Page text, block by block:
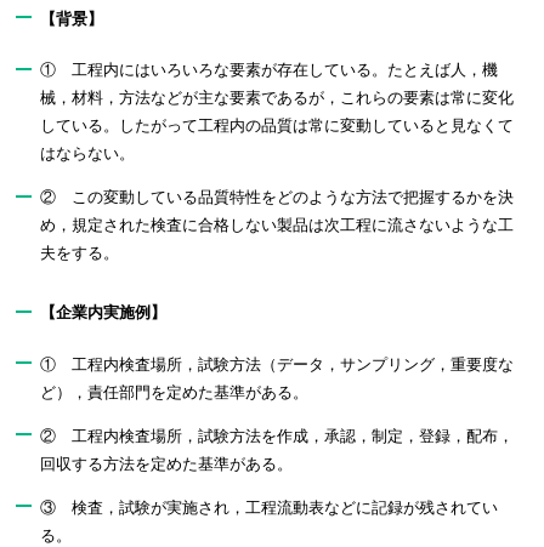
【背景】
① 工程内にはいろいろな要素が存在している。たとえば人，機
械，材料，方法などが主な要素であるが，これらの要素は常に変化
している。したがって工程内の品質は常に変動していると見なくて
はならない。
② この変動している品質特性をどのような方法で把握するかを決
め，規定された検査に合格しない製品は次工程に流さないような工
夫をする。
【企業内実施例】
① 工程内検査場所，試験方法（データ，サンプリング，重要度な
ど），責任部門を定めた基準がある。
② 工程内検査場所，試験方法を作成，承認，制定，登録，配布，
回収する方法を定めた基準がある。
③ 検査，試験が実施され，工程流動表などに記録が残されてい
る。